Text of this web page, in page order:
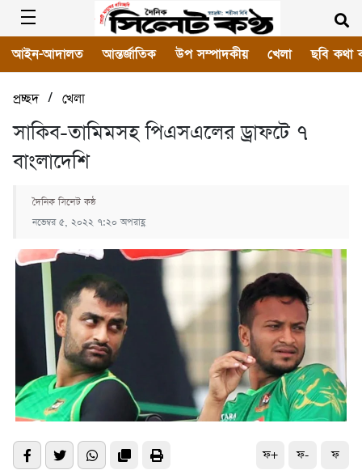
আইন-আদালত আন্তর্জাতিক উপ সম্পাদকীয় খেলা ছবি কথা
প্রচ্ছদ/ খেলা
সাকিব-তামিমসহ পিএসএলের ড্রাফটে ৭
বাংলাদেশি
দৈনিক সিলেট কন্ঠ
নভেম্বর ৫, ২০২২ ৭:২০ অপরাহ্ণ
ফ+ ফ- ফ